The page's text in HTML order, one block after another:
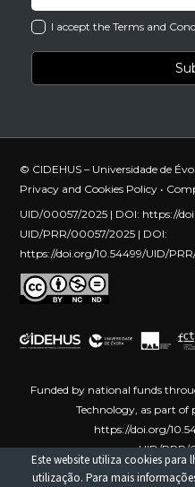
Este website utiliza cookies
utilização. Para mais
I accept the Terms and
© CIDEHUS – Universidade de
Privacy and Cookies Policy •
UID/00057/2025 | DOI: https://
UID/PRR/00057/2025 | DOI:
https://doi.org/10.54499/UID/
Funded by national funds
Technology, as part of
https://doi.org/
UID/PRR/
https://doi.org/10.54499/